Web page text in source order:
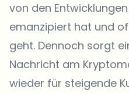
von den
emanzipiert hat und
geht. Dennoch sorgt
Nachricht am
wieder für steigende